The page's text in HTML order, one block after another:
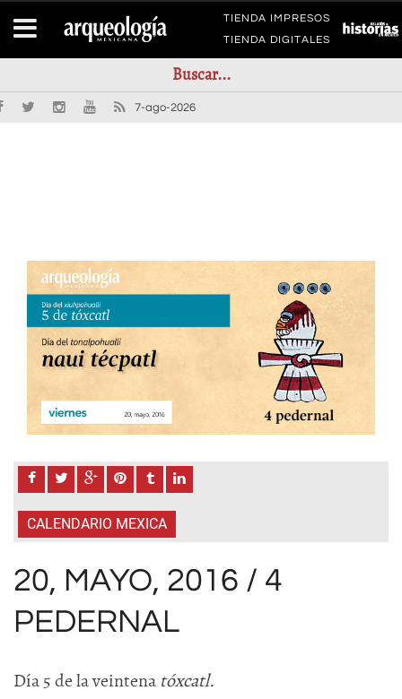
TIENDA IMPRESOS
TIENDA DIGITALES
7-ago-2026
CALENDARIO MEXICA
20, MAYO, 2016 / 4
PEDERNAL
Día 5 de la veintena tóxcatl.